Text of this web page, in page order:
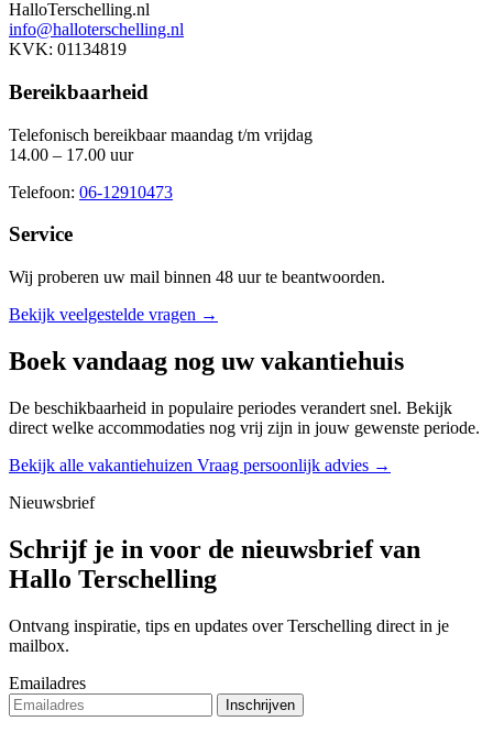
HalloTerschelling.nl
info@halloterschelling.nl
KVK: 01134819
Bereikbaarheid
Telefonisch bereikbaar maandag t/m vrijdag
14.00 – 17.00 uur
Telefoon: 06-12910473
Service
Wij proberen uw mail binnen 48 uurte beantwoorden.
Bekijk veelgestelde vragen →
Boek vandaag nog uw vakantiehuis
De beschikbaarheid in populaire periodes verandert snel. Bekijk
direct welke accommodaties nog vrij zijn in jouw gewenste periode.
Bekijk alle vakantiehuizen Vraag persoonlijk advies →
Nieuwsbrief
Schrijf je in voor de nieuwsbrief van
Hallo Terschelling
Ontvang inspiratie, tips en updates over Terschelling direct in je
mailbox.
Emailadres